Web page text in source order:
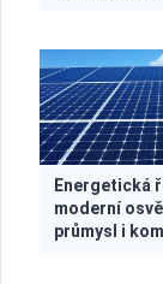
Energetická
moderní
průmysl i